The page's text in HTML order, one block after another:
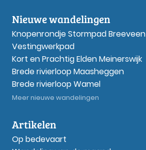
Nieuwe wandelingen
Knopenrondje Stormpad Breeveen
Vestingwerkpad
Kort en Prachtig Elden Meinerswijk
Brede rivierloop Maasheggen
Brede rivierloop Wamel
Meer nieuwe wandelingen
Artikelen
Op bedevaart